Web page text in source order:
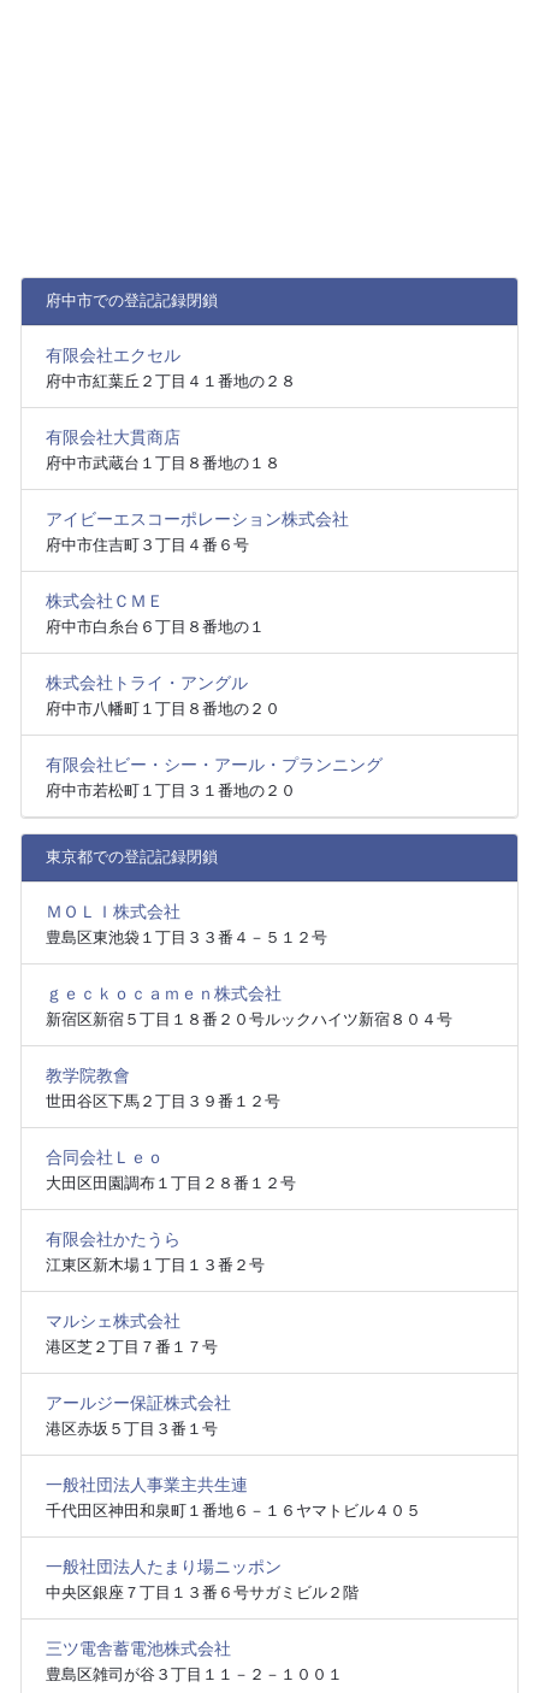
府中市での登記記録閉鎖
有限会社エクセル
府中市紅葉丘２丁目４１番地の２８
有限会社大貫商店
府中市武蔵台１丁目８番地の１８
アイビーエスコーポレーション株式会社
府中市住吉町３丁目４番６号
株式会社ＣＭＥ
府中市白糸台６丁目８番地の１
株式会社トライ・アングル
府中市八幡町１丁目８番地の２０
有限会社ビー・シー・アール・プランニング
府中市若松町１丁目３１番地の２０
東京都での登記記録閉鎖
ＭＯＬＩ株式会社
豊島区東池袋１丁目３３番４－５１２号
ｇｅｃｋｏｃａｍｅｎ株式会社
新宿区新宿５丁目１８番２０号ルックハイツ新宿８０４号
教学院教會
世田谷区下馬２丁目３９番１２号
合同会社Ｌｅｏ
大田区田園調布１丁目２８番１２号
有限会社かたうら
江東区新木場１丁目１３番２号
マルシェ株式会社
港区芝２丁目７番１７号
アールジー保証株式会社
港区赤坂５丁目３番１号
一般社団法人事業主共生連
千代田区神田和泉町１番地６－１６ヤマトビル４０５
一般社団法人たまり場ニッポン
中央区銀座７丁目１３番６号サガミビル２階
三ツ電舎蓄電池株式会社
豊島区雑司が谷３丁目１１－２－１００１